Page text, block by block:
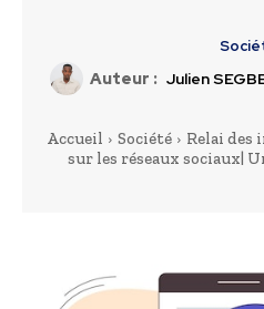
Auteur : Julien
Accueil Société
Relai
sur les réseaux sociaux|